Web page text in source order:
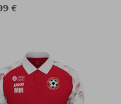
€